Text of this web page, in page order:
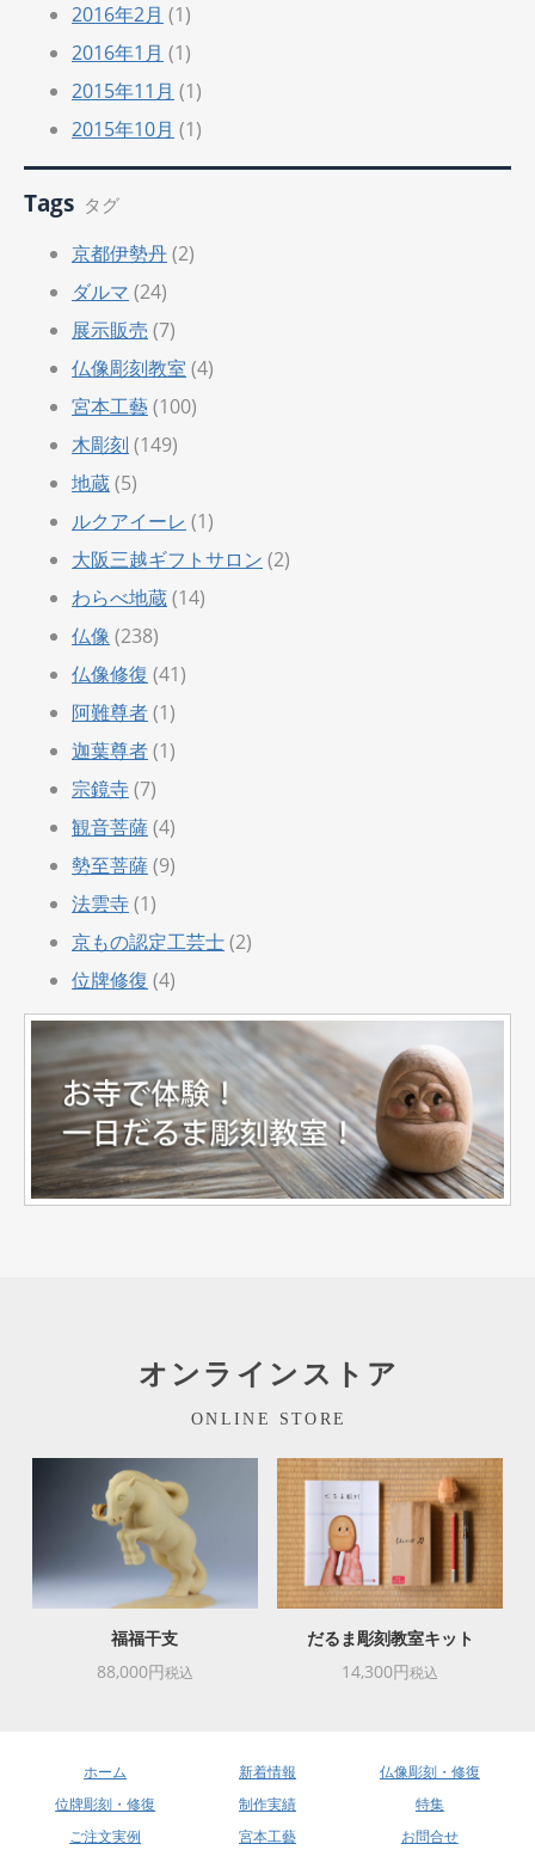
2016年2月 (1)
2016年1月 (1)
2015年11月 (1)
2015年10月 (1)
Tags タグ
京都伊勢丹(2)
ダルマ (24)
展示販売 (7)
仏像彫刻教室(4)
宮本工藝(100)
木彫刻 (149)
地蔵(5)
ルクアイーレ (1)
大阪三越ギフトサロン (2)
わらべ地蔵(14)
仏像 (238)
仏像修復 (41)
阿難尊者(1)
迦葉尊者(1)
宗鏡寺(7)
観音菩薩(4)
勢至菩薩(9)
法雲寺(1)
京もの認定工芸士(2)
位牌修復 (4)
オンラインストア
ONLINE STORE
福福干支
88,000円税込
だるま彫刻教室キット
14,300円税込
ホーム 新着情報
仏像彫刻・修復
位牌彫刻・修復
制作実績
特集
ご注文実例
宮本工藝 お問合せ